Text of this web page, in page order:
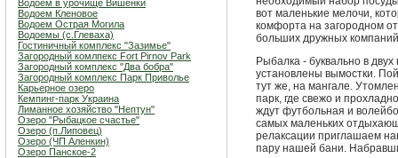
Водоем в урочище Вишенки
Водоем Кленовое
Водоем Острая Могила
Водоемы (с.Глеваха)
Гостиничный комплекс "Зазимье"
Загородный комлпекс Fort Pirnov Park
Загородный комплекс "Два бобра"
Загородный комплекс Парк Приволье
Карьерное озеро
Кемпинг-парк Украина
Лиманное хозяйство "Нептун"
Озеро "Рыбацкое счастье"
Озеро (п.Липовец)
Озеро (ЧП Аленкин)
Озеро Панское-2
вот маленькие мелочи,
комфорта на загородном
больших дружных
Рыбалка - буквально в
установлены вымостки.
тут же, на мангале.
парк, где свежо и
ждут футбольная и
самых маленьких
релаксации приглашаем
пару нашей бани.